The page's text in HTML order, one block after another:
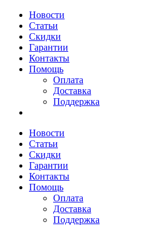
Новости
Статьи
Скидки
Гарантии
Контакты
Помощь
Оплата
Доставка
Поддержка
Новости
Статьи
Скидки
Гарантии
Контакты
Помощь
Оплата
Доставка
Поддержка